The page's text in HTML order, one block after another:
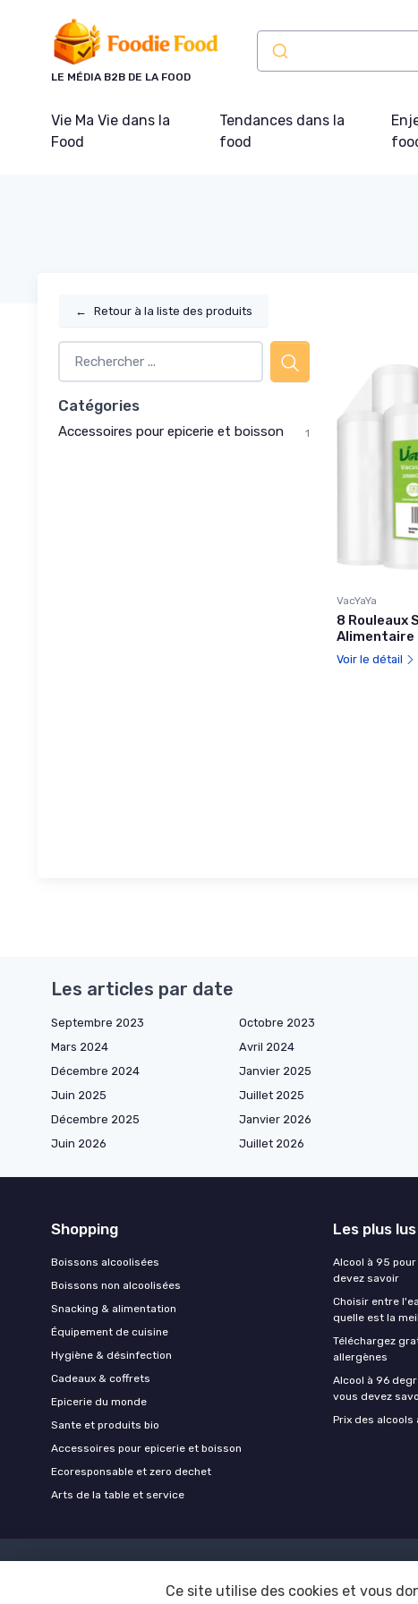
LE MÉDIA B2B DE LA FOOD
Vie Ma Vie dans la
Food
Tendances dans la
food
← Retour à la liste des produits
Catégories
Accessoires pour epicerie et boisson 1
VacYaYa
8 Rouleaux
Alimentaire
Voir le détail
Les articles par date
Septembre 2023 Octobre 2023
Mars 2024
Avril 2024
Décembre 2024
Janvier 2025
Juin 2025
Juillet 2025
Décembre 2025
Janvier 2026
Juin 2026
Juillet 2026
Shopping
Boissons alcoolisées
Boissons non alcoolisées
Snacking & alimentation
Équipement de cuisine
Hygiène & désinfection
Cadeaux & coffrets
Epicerie du monde
Sante et produits bio
Accessoires pour epicerie et boisson
Ecoresponsable et zero dechet
Arts de la table et service
Les plus lus
Alcool à 95
devez savoir
Choisir entre
quelle est la
Téléchargez
allergènes
Alcool à 96
vous devez
Prix des alcools
Ce site utilise des cookies et vous